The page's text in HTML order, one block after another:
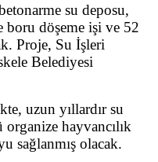
su deposu,
boru döşeme işi ve 52
Proje, Su İşleri
Belediyesi
uzun yıllardır su
organize hayvancılık
sağlanmış olacak.